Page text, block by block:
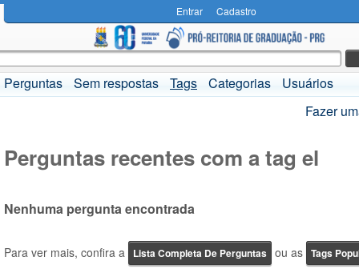
Entrar Cadastro
Perguntas Sem respostas Tags Categorias
Usuários
Fazer
Perguntas recentes com a tag el
Nenhuma pergunta encontrada
Para ver mais, confira a Lista Completa De Perguntas ou as Tags